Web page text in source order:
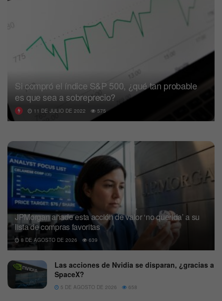
Si compró el índice S&P 500, ¿qué tan probable
es que sea a sobreprecio?
11 DE JULIO DE 2022 575
JPMorgan añade esta acción de valor ‘no querida’ a su
lista de compras favoritas
8 DE AGOSTO DE 2026 639
Las acciones de Nvidia se disparan, ¿gracias a
SpaceX?
5 DE AGOSTO DE 2026 658